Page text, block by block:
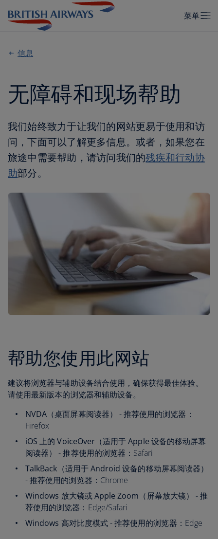
信息
无障碍和现场帮助
我们始终致力于让我们的网站更易于使用和访
问，下面可以了解更多信息。或者，如果您在
旅途中需要帮助，请访问我们的残疾和行动协
助部分。
帮助您使用此网站
建议将浏览器与辅助设备结合使用，确保获得最佳体验。
请使用最新版本的浏览器和辅助设备。
NVDA（桌面屏幕阅读器）
- 推荐使用的浏览器：
Firefox
iOS 上的 VoiceOver（适用于 Apple 设备的移动屏幕
阅读器）
- 推荐使用的浏览器：Safari
TalkBack（适用于 Android 设备的移动屏幕阅读器）
- 推荐使用的浏览器：Chrome
Windows 放大镜或 Apple Zoom（屏幕放大镜）
- 推
荐使用的浏览器：Edge/Safari
Windows 高对比度模式- 推荐使用的浏览器：Edge